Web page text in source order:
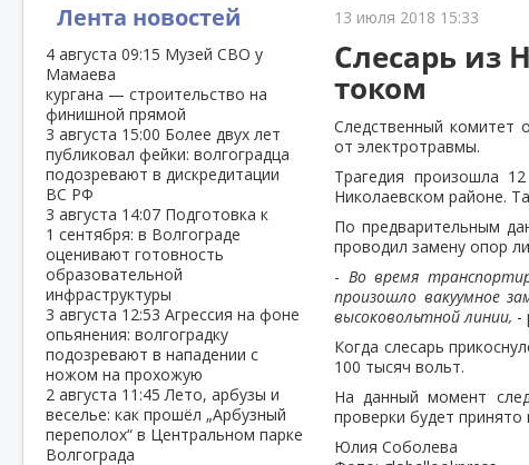
Лента новостей
4 августа 09:15 Музей СВО у
Мамаева
кургана — строительство на
финишной прямой
3 августа 15:00 Более двух лет
публиковал фейки: волгоградца
подозревают в дискредитации
ВС РФ
3 августа 14:07 Подготовка к
1 сентября: в Волгограде
оценивают готовность
образовательной
инфраструктуры
3 августа 12:53 Агрессия на фоне
опьянения: волгоградку
подозревают в нападении с
ножом на прохожую
2 августа 11:45Лето, арбузы и
веселье: как прошёл „Арбузный
переполох“ в Центральном парке
Волгограда
13 июля 2018 15:33
Слесарь из
током
Следственный комитет
от электротравмы.
Трагедия произошла
Николаевском районе.
По предварительным
проводил замену опор
- Во время
произошло вакуумное
высоковольтной линии, -
Когда слесарь
100 тысяч вольт.
На данный момент
проверки будет
Юлия Соболева